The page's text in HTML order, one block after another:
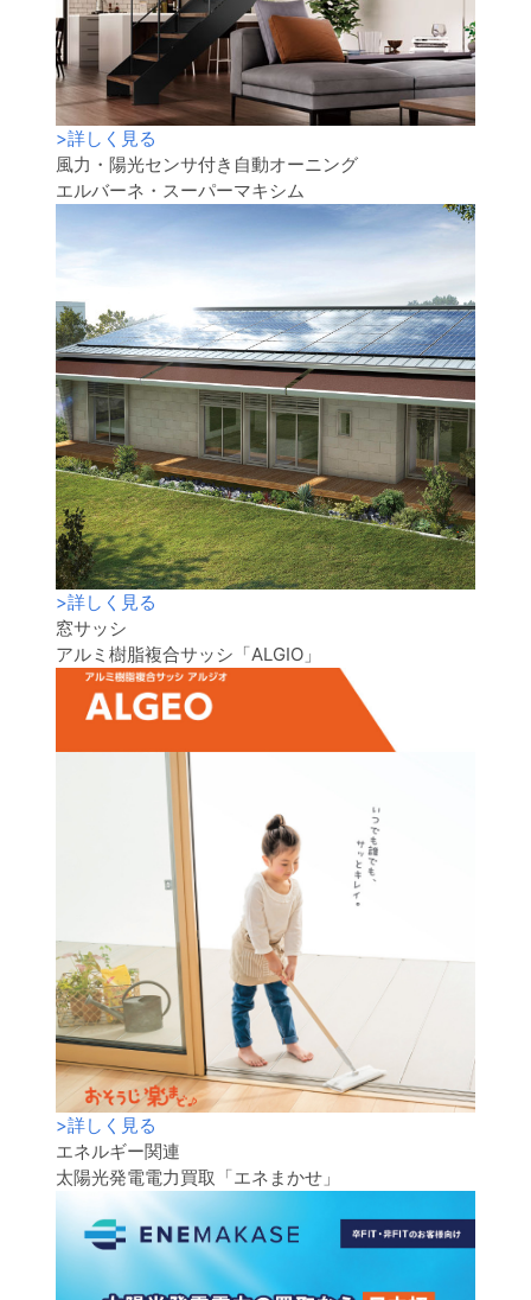
>詳しく見る
風力・陽光センサ付き自動オーニング
エルバーネ・スーパーマキシム
>詳しく見る
窓サッシ
アルミ樹脂複合サッシ「ALGIO」
>詳しく見る
エネルギー関連
太陽光発電電力買取「エネまかせ」